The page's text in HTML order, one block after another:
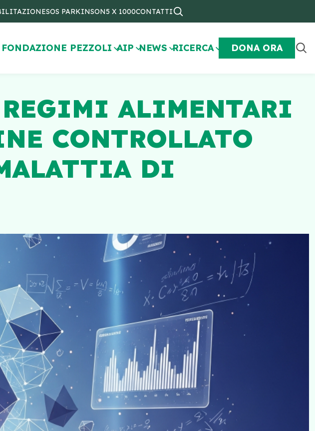
SOS PARKINSON5 X 1000CONTATTI
FONDAZIONE PEZZOLI AIP NEWS RICERCA DONA ORA
ALIMENTARI
CONTROLLATO
DI